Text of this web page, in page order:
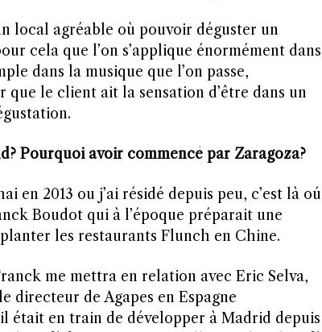
local agréable où pouvoir déguster un
cela que l’on s’applique énormément dans
dans la musique que l’on passe,
que le client ait la sensation d’être dans un
Pourquoi avoir commencé par Zaragoza?
en 2013 ou j’ai résidé depuis peu, c’est là oú
Boudot qui à l’époque préparait une
les restaurants Flunch en Chine.
me mettra en relation avec Eric Selva,
directeur de Agapes en Espagne
était en train de développer à Madrid depuis